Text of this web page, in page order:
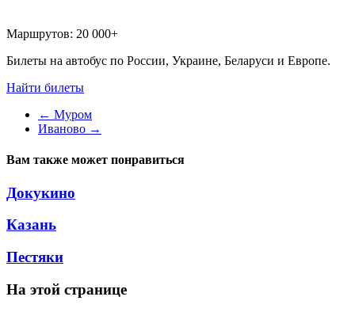
Маршрутов: 20 000+
Билеты на автобус по России, Украине, Беларуси и Европе.
Найти билеты
← Муром
Иваново →
Вам также может понравиться
Докукино
Казань
Пестяки
На этой странице